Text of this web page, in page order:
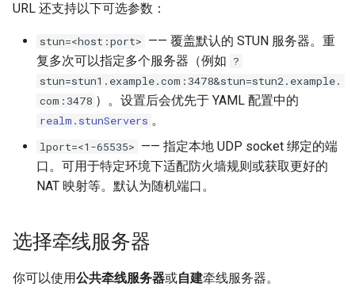
URL 还支持以下可选参数：
stun=<host:port> —— 覆盖默认的 STUN 服务器。重
复多次可以指定多个服务器（例如 ?
stun=stun1.example.com:3478&stun=stun2.example.
com:3478 ）。设置后会优先于 YAML 配置中的
realm.stunServers 。
lport=<1-65535> —— 指定本地 UDP socket 绑定的端
口。可用于特定环境下适配防火墙规则或获取更好的
NAT 映射等。默认为随机端口。
选择牵线服务器
你可以使用公共牵线服务器或自建牵线服务器。